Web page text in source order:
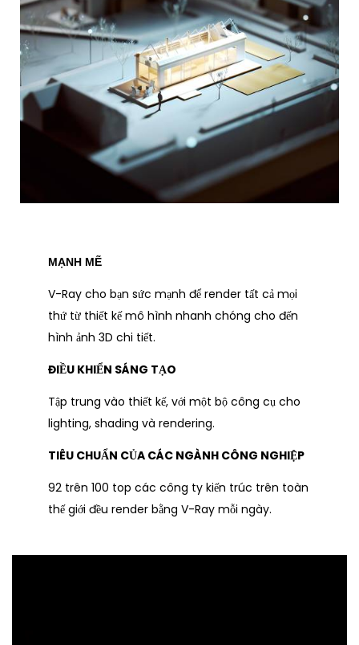
MẠNH MẼ
V-Ray cho bạn sức mạnh để render tất cả mọi
thứ từ thiết kế mô hình nhanh chóng cho đến
hình ảnh 3D chi tiết.
ĐIỀU KHIỂN SÁNG TẠO
Tập trung vào thiết kế, với một bộ công cụ cho
lighting, shading và rendering.
TIÊU CHUẨN CỦA CÁC NGÀNH CÔNG NGHIỆP
92 trên 100 top các công ty kiến trúc trên toàn
thế giới đều render bằng V-Ray mỗi ngày.